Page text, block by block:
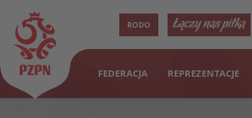
RODO
FEDERACJA REPREZENTACJE